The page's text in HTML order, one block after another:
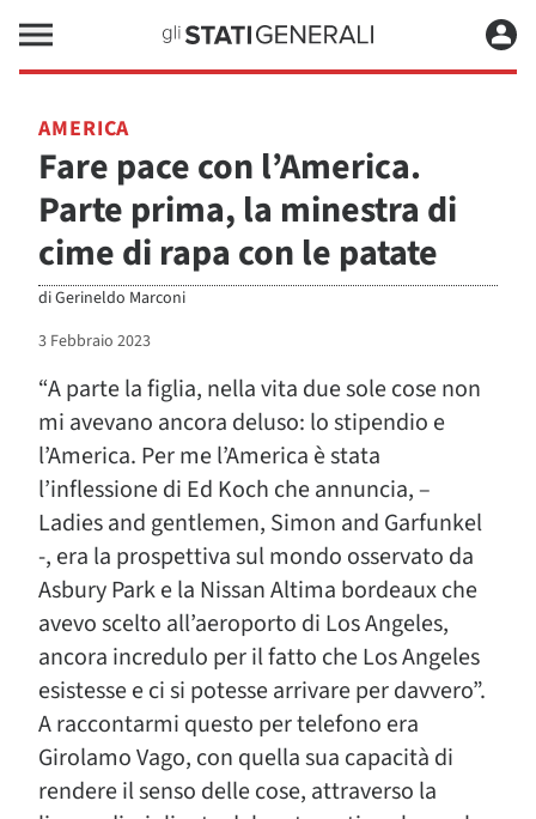
AMERICA
Fare pace con l’America.
Parte prima, la minestra di
cime di rapa con le patate
diGerineldo Marconi
3 Febbraio 2023
“A parte la figlia, nella vita due sole cose non
mi avevano ancora deluso: lo stipendio e
l’America. Per me l’America è stata
l’inflessione di Ed Koch che annuncia, –
Ladies and gentlemen, Simon and Garfunkel
-, era la prospettiva sul mondo osservato da
Asbury Park e la Nissan Altima bordeaux che
avevo scelto all’aeroporto di Los Angeles,
ancora incredulo per il fatto che Los Angeles
esistesse e ci si potesse arrivare per davvero”.
A raccontarmi questo per telefono era
Girolamo Vago, con quella sua capacità di
rendere il senso delle cose, attraverso la